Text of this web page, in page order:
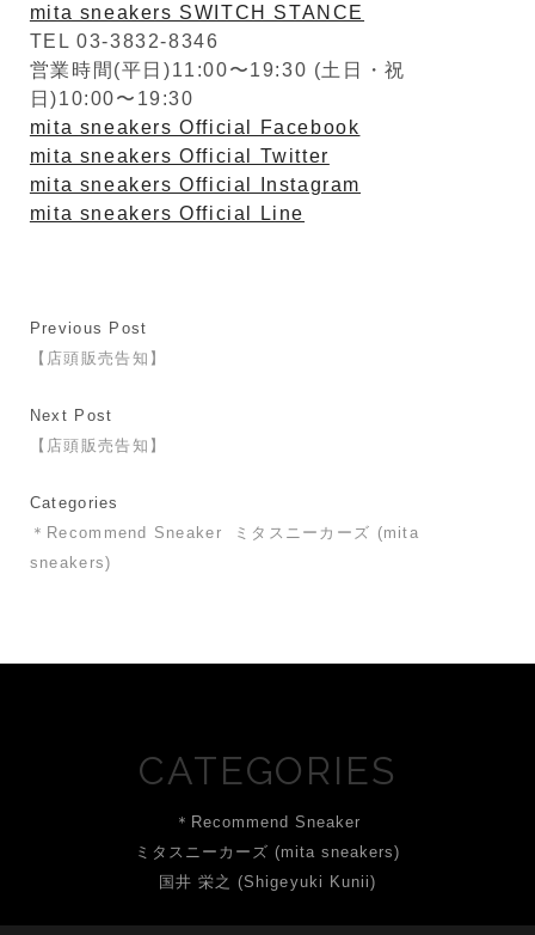
mita sneakers SWITCH STANCE
TEL 03-3832-8346
営業時間(平日)11:00〜19:30 (土日・祝
日)10:00〜19:30
mita sneakers Official Facebook
mita sneakers Official Twitter
mita sneakers Official Instagram
mita sneakers Official Line
Previous Post
【店頭販売告知】
Next Post
【店頭販売告知】
Categories
＊Recommend Sneaker
ミタスニーカーズ (mita
sneakers)
CATEGORIES
＊Recommend Sneaker
ミタスニーカーズ (mita sneakers)
国井 栄之 (Shigeyuki Kunii)